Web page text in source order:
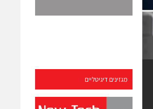
מגזינים דיגיטליים